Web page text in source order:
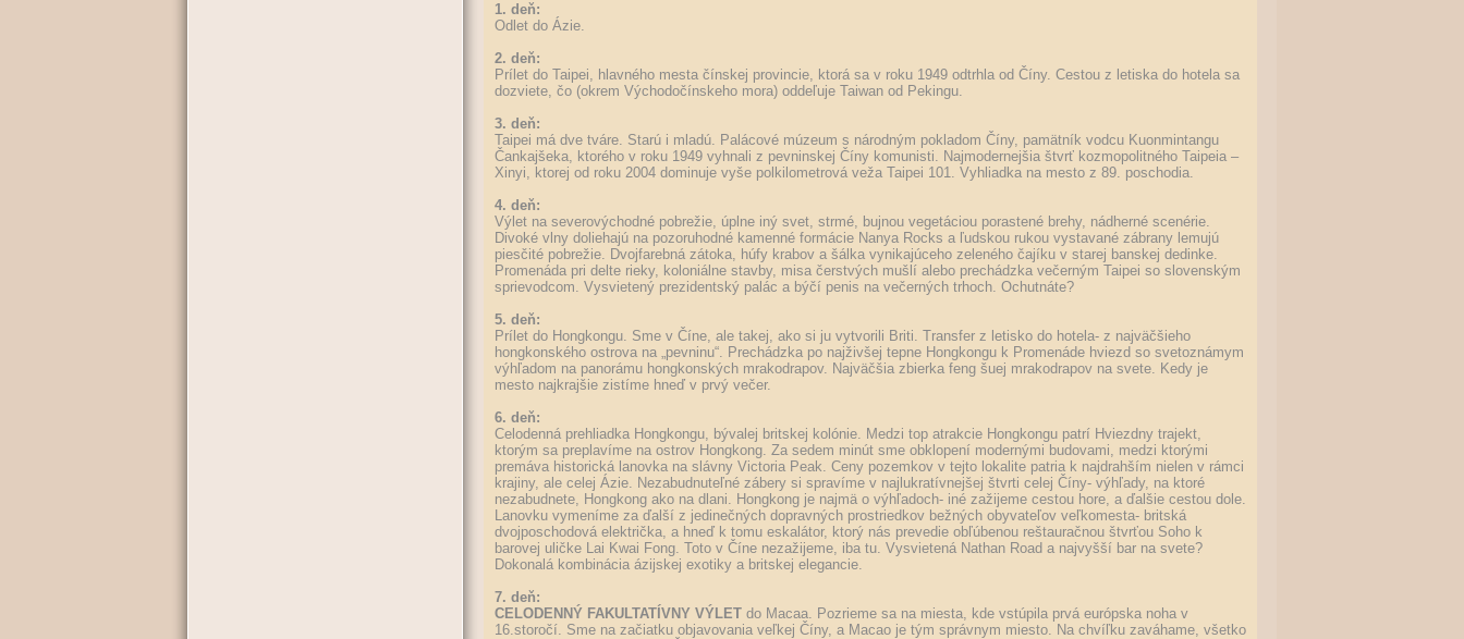
1. deň:
Odlet do Ázie.
2. deň:
Prílet do Taipei, hlavného mesta čínskej provincie, ktorá sa v roku 1949 odtrhla od Číny. Cestou z letiska do hotela sa
dozviete, čo (okrem Východočínskeho mora) oddeľuje Taiwan od Pekingu.
3. deň:
Taipei má dve tváre. Starú i mladú. Palácové múzeum s národným pokladom Číny, pamätník vodcu Kuonmintangu
Čankajšeka, ktorého v roku 1949 vyhnali z pevninskej Číny komunisti. Najmodernejšia štvrť kozmopolitného Taipeia –
Xinyi, ktorej od roku 2004 dominuje vyše polkilometrová veža Taipei 101. Vyhliadka na mesto z 89. poschodia.
4. deň:
Výlet na severovýchodné pobrežie, úplne iný svet, strmé, bujnou vegetáciou porastené brehy, nádherné scenérie.
Divoké vlny doliehajú na pozoruhodné kamenné formácie Nanya Rocks a ľudskou rukou vystavané zábrany lemujú
piesčité pobrežie. Dvojfarebná zátoka, húfy krabov a šálka vynikajúceho zeleného čajíku v starej banskej dedinke.
Promenáda pri delte rieky, koloniálne stavby, misa čerstvých mušlí alebo prechádzka večerným Taipei so slovenským
sprievodcom. Vysvietený prezidentský palác a býčí penis na večerných trhoch. Ochutnáte?
5. deň:
Prílet do Hongkongu. Sme v Číne, ale takej, ako si ju vytvorili Briti. Transfer z letisko do hotela- z najväčšieho
hongkonského ostrova na „pevninu“. Prechádzka po najživšej tepne Hongkongu k Promenáde hviezd so svetoznámym
výhľadom na panorámu hongkonských mrakodrapov. Najväčšia zbierka feng šuej mrakodrapov na svete. Kedy je
mesto najkrajšie zistíme hneď v prvý večer.
6. deň:
Celodenná prehliadka Hongkongu, bývalej britskej kolónie. Medzi top atrakcie Hongkongu patrí Hviezdny trajekt,
ktorým sa preplavíme na ostrov Hongkong. Za sedem minút sme obklopení modernými budovami, medzi ktorými
premáva historická lanovka na slávny Victoria Peak. Ceny pozemkov v tejto lokalite patria k najdrahším nielen v rámci
krajiny, ale celej Ázie. Nezabudnuteľné zábery si spravíme v najlukratívnejšej štvrti celej Číny- výhľady, na ktoré
nezabudnete, Hongkong ako na dlani. Hongkong je najmä o výhľadoch- iné zažijeme cestou hore, a ďalšie cestou dole.
Lanovku vymeníme za ďalší z jedinečných dopravných prostriedkov bežných obyvateľov veľkomesta- britská
dvojposchodová električka, a hneď k tomu eskalátor, ktorý nás prevedie obľúbenou reštauračnou štvrťou Soho k
barovej uličke Lai Kwai Fong. Toto v Číne nezažijeme, iba tu. Vysvietená Nathan Road a najvyšší bar na svete?
Dokonalá kombinácia ázijskej exotiky a britskej elegancie.
7. deň:
CELODENNÝ FAKULTATÍVNY VÝLET do Macaa. Pozrieme sa na miesta, kde vstúpila prvá európska noha v
16.storočí. Sme na začiatku objavovania veľkej Číny, a Macao je tým správnym miesto. Na chvíľku zaváhame, všetko